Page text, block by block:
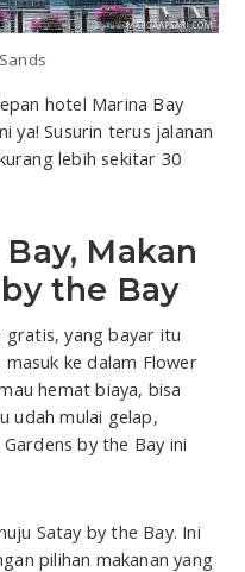
hotel Marina Bay
ya! Susurin terus jalanan
lebih sekitar 30
Makan
the Bay
gratis, yang bayar itu
masuk ke dalam Flower
hemat biaya, bisa
udah mulai gelap,
by the Bay ini
Satay by the Bay. Ini
pilihan makanan yang